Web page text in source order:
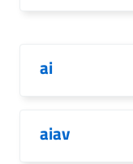
ai
aiav